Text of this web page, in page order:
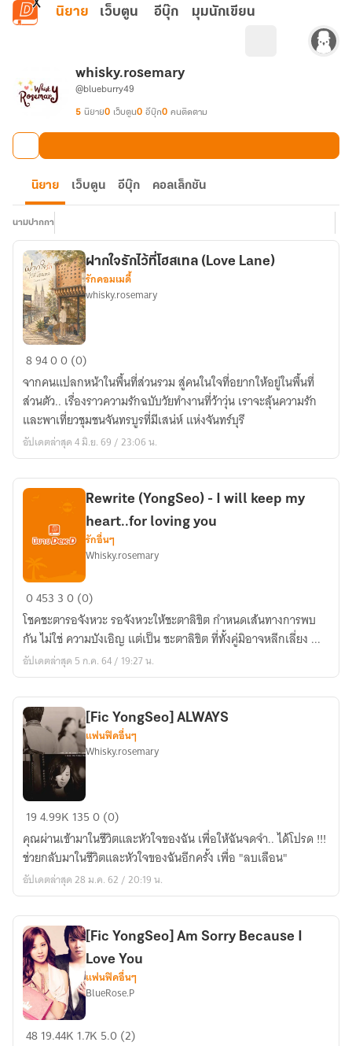
ข้ามไปยังเนื้อหาหลัก
นิยาย เว็บตูน อีบุ๊ก มุมนักเขียน
whisky.rosemary
@blueburry49
5 นิยาย0 เว็บตูน0 อีบุ๊ก0 คนติดตาม
นิยาย เว็บตูน อีบุ๊ก คอลเล็กชัน
นามปากกา
ฝาก
รัก
ไว้
ที่
โฮ
(Love
ฝากใจรักไว้ที่โฮสเทล (Love Lane)
รักคอมเมดี้
whisky.rosemary
89400 (0)
จากคนแปลกหน้าในพื้นที่ส่วนรวม สู่คนในใจที่อยากให้อยู่ในพื้นที่
ส่วนตัว.. เรื่องราวความรักฉบับวัยทำงานที่ว้าวุ่น เราจะลุ้นความรัก
และพาเที่ยวชุมชนจันทรบูรที่มีเสน่ห์ แห่งจันทร์บุรี
อัปเดตล่าสุด 4 มิ.ย. 69 / 23:06 น.
Rewrite
(YongSeo)
-
I
will
my
heart..for
loving
you
Rewrite (YongSeo) - I will keep my
heart..for loving you
รักอื่นๆ
Whisky.rosemary
0453 30 (0)
โชคชะตารอจังหวะ รอจังหวะให้ชะตาลิขิต กำหนดเส้นทางการพบ
กัน ไม่ใช่ ความบังเอิญ แต่เป็น ชะตาลิขิต ที่ทั้งคู่มิอาจหลีกเลี่ยง ...
อัปเดตล่าสุด 5 ก.ค. 64 / 19:27 น.
[Fic
YongSeo]
ALWAYS
[Fic YongSeo] ALWAYS
แฟนฟิคอื่นๆ
Whisky.rosemary
194.99K 1350 (0)
คุณผ่านเข้ามาในชีวิตและหัวใจของฉัน เพื่อให้ฉันจดจำ.. ได้โปรด !!!
ช่วยกลับมาในชีวิตและหัวใจของฉันอีกครั้ง เพื่อ "ลบเลือน"
อัปเดตล่าสุด 28 ม.ค. 62 / 20:19 น.
[Fic
[Fic YongSeo] Am Sorry Because I
Love You
แฟนฟิคอื่นๆ
BlueRose.P
4819.44K 1.7K 5.0 (2)